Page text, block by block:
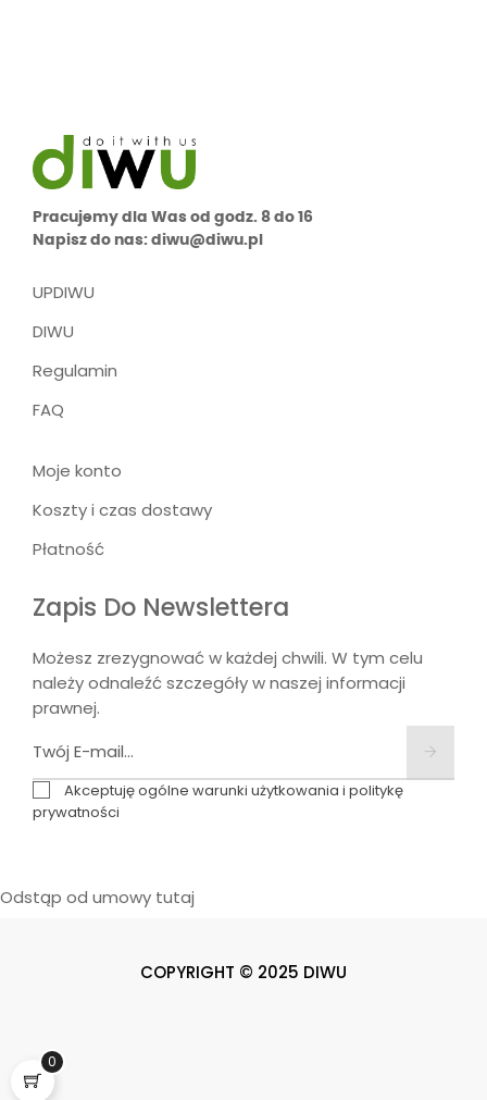
Pracujemy dla Was od godz. 8 do 16
Napisz do nas: diwu@diwu.pl
UPDIWU
DIWU
Regulamin
FAQ
Moje konto
Koszty i czas dostawy
Płatność
Zapis Do Newslettera
Możesz zrezygnować w każdej chwili. W tym celu
należy odnaleźć szczegóły w naszej informacji
prawnej.
Akceptuję ogólne warunki użytkowania i politykę
prywatności
Odstąp od umowy tutaj
COPYRIGHT © 2025 DIWU
0